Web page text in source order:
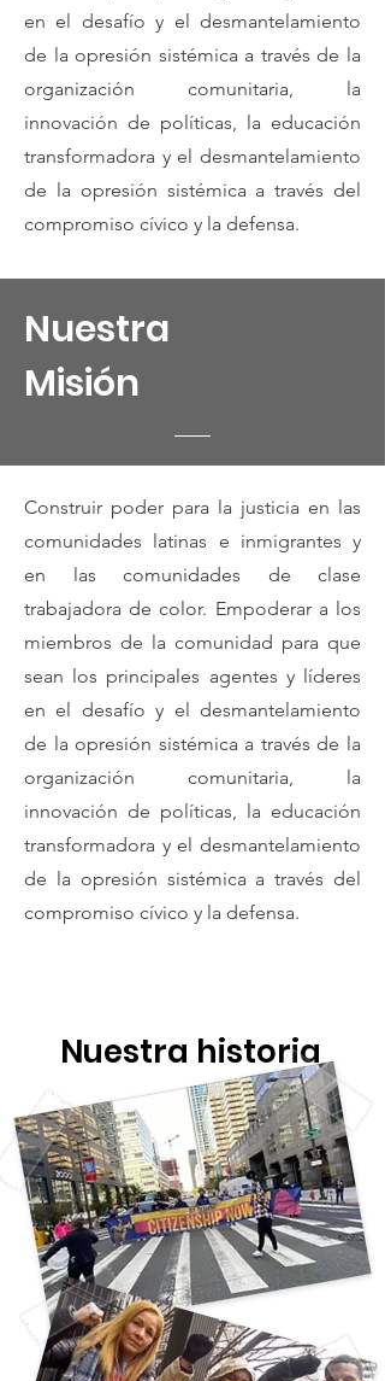
en el desafío y el desmantelamiento
de la opresión sistémica a través de la
organización comunitaria, la
innovación de políticas, la educación
transformadora y el desmantelamiento
de la opresión sistémica a través del
compromiso cívico y la defensa.
Nuestra
Misión
Construir poder para la justicia en las
comunidades latinas e inmigrantes y
en las comunidades de clase
trabajadora de color. Empoderar a los
miembros de la comunidad para que
sean los principales agentes y líderes
en el desafío y el desmantelamiento
de la opresión sistémica a través de la
organización comunitaria, la
innovación de políticas, la educación
transformadora y el desmantelamiento
de la opresión sistémica a través del
compromiso cívico y la defensa.
Nuestra historia